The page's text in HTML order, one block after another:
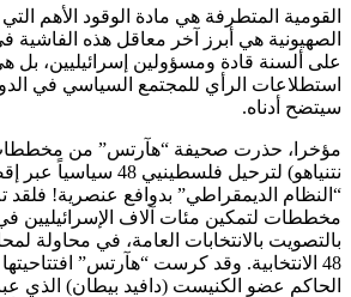
القومية المتطرفة هي مادة الوقود الأهم
الصهيونية هي أبرز آخر معاقل هذه الفاشية
على ألسنة قادة ومسؤولين إسرائيليين، بل
استطلاعات الرأي للمجتمع السياسي في
سيتضح أدناه.
مؤخرا، حذرت صحيفة “هآرتس” من
نتنياهو) لترحيل فلسطينيي
“النظام الديمقراطي” بدوافع عنصرية!
مخططات لتمكين مئات آلاف الإسرائيليين
بالتصويت بالانتخابات العامة، في محاولة
48 الانتخابية. وقد كرست “هآرتس”
الحاكم عضو الكنيست (دافيد بيطان) الذي